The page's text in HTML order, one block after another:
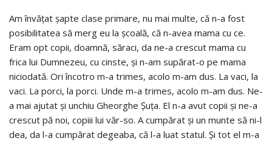
Am învăţat şapte clase primare, nu mai multe, că n-a fost
posibilitatea să merg eu la şcoală, că n-avea mama cu ce.
Eram opt copii, doamnă, săraci, da ne-a crescut mama cu
frica lui Dumnezeu, cu cinste, şi n-am supărat-o pe mama
niciodată. Ori încotro m-a trimes, acolo m-am dus. La vaci, la
vaci. La porci, la porci. Unde m-a trimes, acolo m-am dus. Ne-
a mai ajutat şi unchiu Gheorghe Şuţa. El n-a avut copii şi ne-a
crescut pă noi, copiii lui văr-so. A cumpărat şi un munte să ni-l
dea, da l-a cumpărat degeaba, că l-a luat statul. Şi tot el m-a